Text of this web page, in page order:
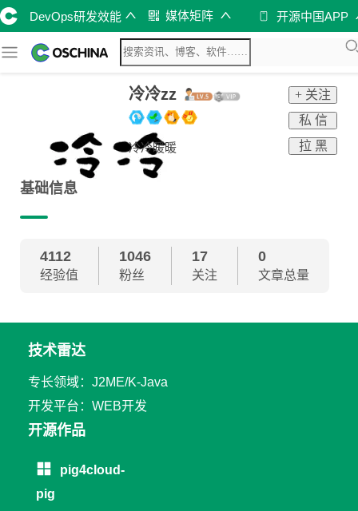
DevOps研发效能 媒体矩阵 开源中国APP
冷冷zz
冷冷暖暖
+ 关注
私 信
拉 黑
基础信息
4112
经验值
1046
粉丝
17
关注
0
文章总量
技术雷达
专长领域：J2ME/K-Java
开发平台：WEB开发
开源作品
pig4cloud-
pig